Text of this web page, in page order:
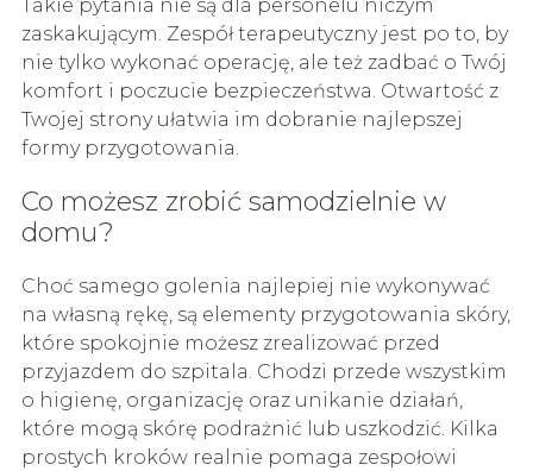
Takie pytania nie są dla personelu niczym
zaskakującym. Zespół terapeutyczny jest po to, by
nie tylko wykonać operację, ale też zadbać o Twój
komfort i poczucie bezpieczeństwa. Otwartość z
Twojej strony ułatwia im dobranie najlepszej
formy przygotowania.
Co możesz zrobić samodzielnie w
domu?
Choć samego golenia najlepiej nie wykonywać
na własną rękę, są elementy przygotowania skóry,
które spokojnie możesz zrealizować przed
przyjazdem do szpitala. Chodzi przede wszystkim
o higienę, organizację oraz unikanie działań,
które mogą skórę podrażnić lub uszkodzić. Kilka
prostych kroków realnie pomaga zespołowi